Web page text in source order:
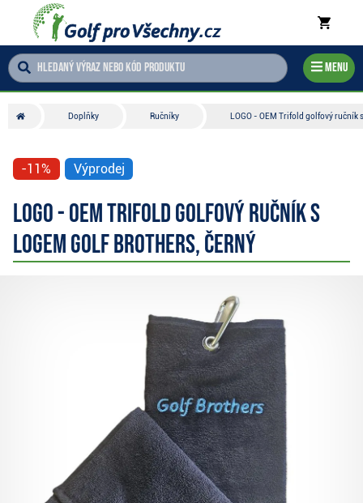
Menu
Doplňky Ručníky LOGO - OEM Trifold golfový ručník
-11% Výprodej
LOGO - OEM Trifold golfový ručník s
logem Golf Brothers, černý